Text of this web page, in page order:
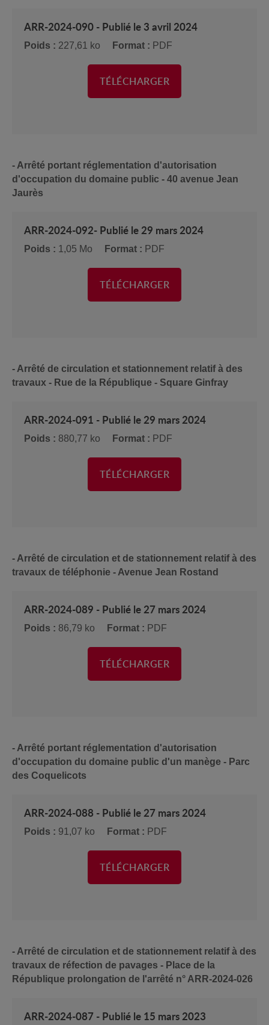
ARR-2024-090 - Publié le 3 avril 2024
Poids : 227,61 ko Format : PDF
TÉLÉCHARGER
- Arrêté portant réglementation d'autorisation
d'occupation du domaine public - 40 avenue Jean
Jaurès
ARR-2024-092- Publié le 29 mars 2024
Poids : 1,05 Mo Format : PDF
TÉLÉCHARGER
- Arrêté de circulation et stationnement relatif à des
travaux - Rue de la République - Square Ginfray
ARR-2024-091 - Publié le 29 mars 2024
Poids : 880,77 ko Format : PDF
TÉLÉCHARGER
- Arrêté de circulation et de stationnement relatif à des
travaux de téléphonie - Avenue Jean Rostand
ARR-2024-089 - Publié le 27 mars 2024
Poids : 86,79 ko Format : PDF
TÉLÉCHARGER
- Arrêté portant réglementation d'autorisation
d'occupation du domaine public d'un manège - Parc
des Coquelicots
ARR-2024-088 - Publié le 27 mars 2024
Poids : 91,07 ko Format : PDF
TÉLÉCHARGER
- Arrêté de circulation et de stationnement relatif à des
travaux de réfection de pavages - Place de la
République prolongation de l'arrêté n° ARR-2024-026
ARR-2024-087 - Publié le 15 mars 2023